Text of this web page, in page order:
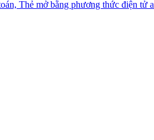
Thẻ mở bằng phương thức điện tử